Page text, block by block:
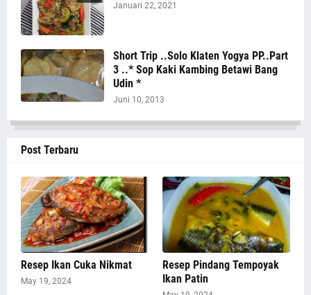
Januari 22, 2021
Short Trip ..Solo Klaten Yogya PP..Part
3 ..* Sop Kaki Kambing Betawi Bang
Udin *
Juni 10, 2013
Post Terbaru
Resep Ikan Cuka Nikmat
May 19, 2024
Resep Pindang Tempoyak
Ikan Patin